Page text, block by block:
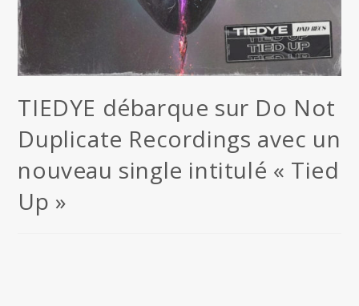
TIEDYE débarque sur Do Not
Duplicate Recordings avec un
nouveau single intitulé « Tied
Up »